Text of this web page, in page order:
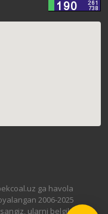
ga havola
2006-2025
ularni belgilab,